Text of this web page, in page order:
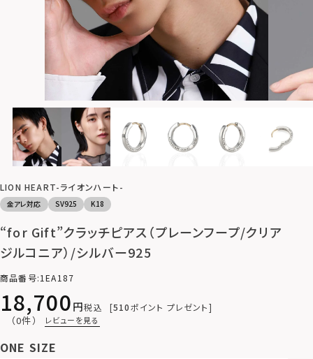
LION HEART-ライオンハート-
金アレ対応 SV925 K18
“for Gift”クラッチピアス（プレーンフープ/クリア
ジルコニア）/シルバー925
商品番号 1EA187
18,700 税込 510ポイント プレゼント
（0件） レビューを見る
ONE SIZE